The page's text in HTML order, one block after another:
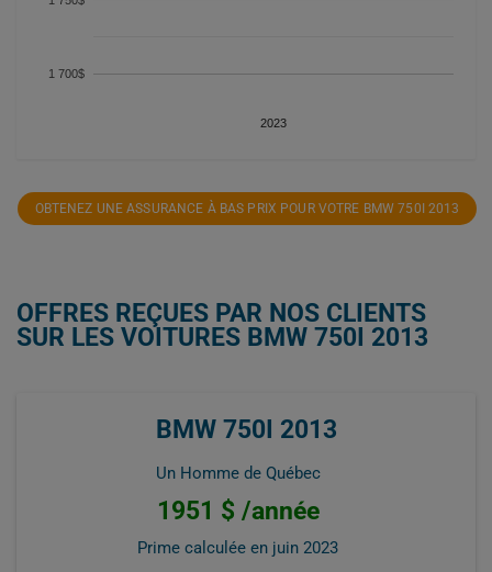
2023
1 700$
OBTENEZ UNE ASSURANCE À BAS PRIX POUR VOTRE BMW 750I 2013
OFFRES REÇUES PAR NOS CLIENTS
SUR LES VOITURES BMW 750I 2013
BMW 750I 2013
Un Homme de Québec
1951 $ /année
Prime calculée en juin 2023